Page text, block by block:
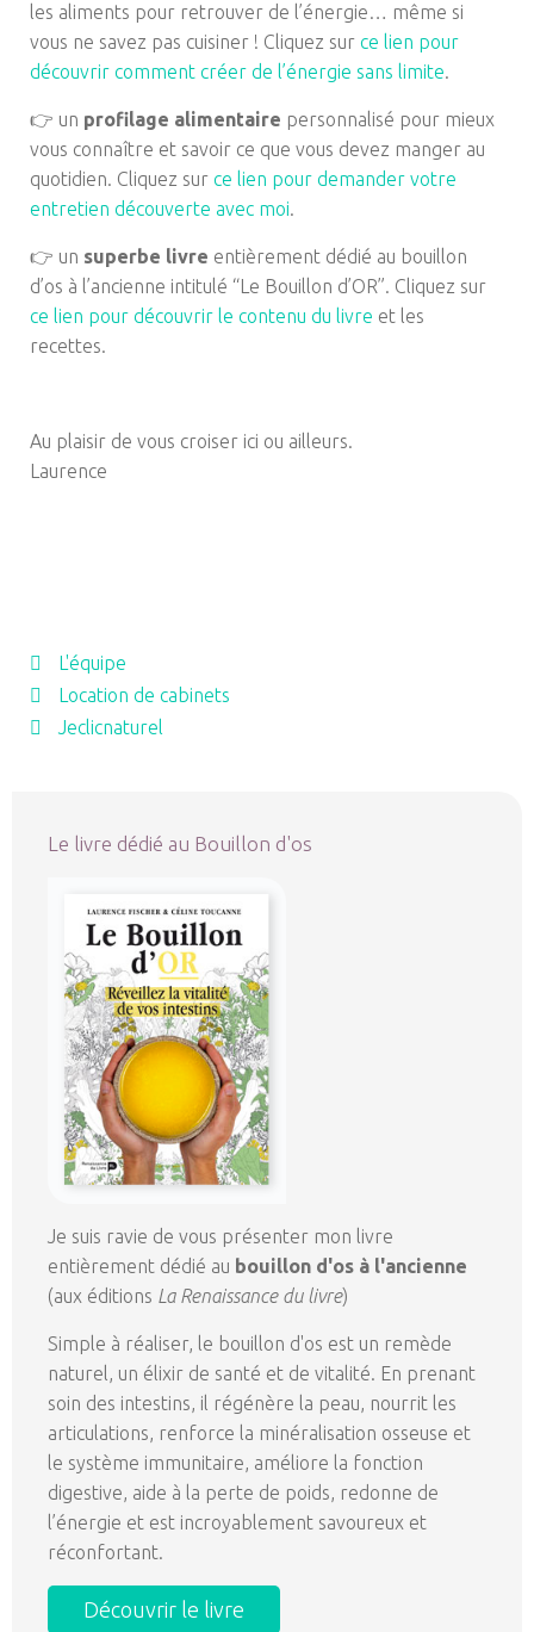
les aliments pour retrouver de l’énergie… même si
vous ne savez pas cuisiner ! Cliquez sur ce lien pour
découvrir comment créer de l’énergie sans limite.
👉 un profilage alimentaire personnalisé pour mieux
vous connaître et savoir ce que vous devez manger au
quotidien. Cliquez sur ce lien pour demander votre
entretien découverte avec moi.
👉 un superbe livre entièrement dédié au bouillon
d’os à l’ancienne intitulé “Le Bouillon d’OR”. Cliquez sur
ce lien pour découvrir le contenu du livre et les
recettes.
Au plaisir de vous croiser ici ou ailleurs.
Laurence
L'équipe
Location de cabinets
Jeclicnaturel
Le livre dédié au Bouillon d'os
Je suis ravie de vous présenter mon livre
entièrement dédié au bouillon d'os à l'ancienne
(aux éditions La Renaissance du livre)
Simple à réaliser, le bouillon d'os est un remède
naturel, un élixir de santé et de vitalité. En prenant
soin des intestins, il régénère la peau, nourrit les
articulations, renforce la minéralisation osseuse et
le système immunitaire, améliore la fonction
digestive, aide à la perte de poids, redonne de
l’énergie et est incroyablement savoureux et
réconfortant.
Découvrir le livre